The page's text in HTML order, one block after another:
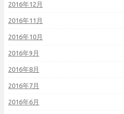
2016年12月
2016年11月
2016年10月
2016年9月
2016年8月
2016年7月
2016年6月